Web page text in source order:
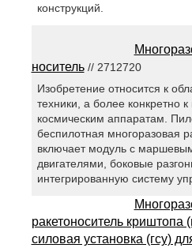
конструкций.
носитель// 2712720
Изобретение относится к
техники, а более конкретно
космическим аппаратам.
беспилотная многоразовая
включает модуль с
двигателями, боковые
интегрированную систему
ракетоноситель криштопа
силовая установка (гсу)